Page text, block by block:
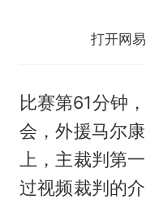
打开网
比赛第61分钟
会，外援马尔
上，主裁判第
过视频裁判的